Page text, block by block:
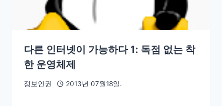
다른 인터넷이 가능하다 1: 독점 없는 착
한 운영체제
정보인권 2013년 07월18일.